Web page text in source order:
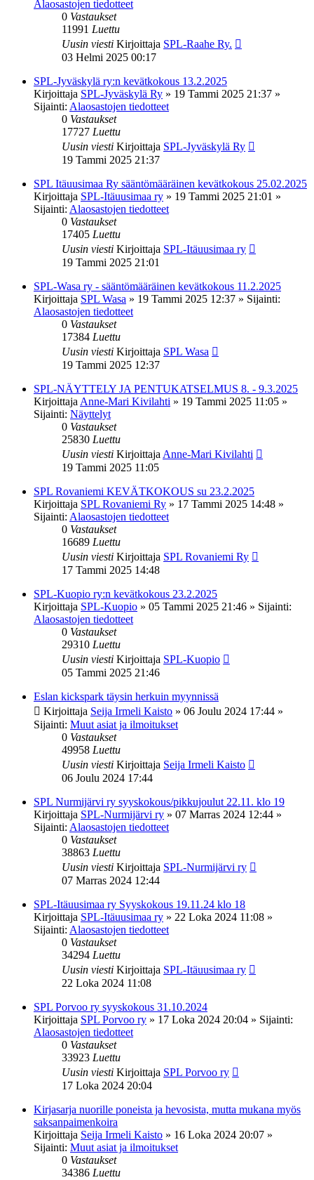
Alaosastojen tiedotteet
0 Vastaukset
11991 Luettu
Uusin viesti Kirjoittaja SPL-Raahe Ry.
03 Helmi 2025 00:17
SPL-Jyväskylä ry:n kevätkokous 13.2.2025
Kirjoittaja SPL-Jyväskylä Ry » 19 Tammi 2025 21:37 »
Sijainti: Alaosastojen tiedotteet
0 Vastaukset
17727 Luettu
Uusin viesti Kirjoittaja SPL-Jyväskylä Ry
19 Tammi 2025 21:37
SPL Itäuusimaa Ry sääntömääräinen kevätkokous 25.02.2025
Kirjoittaja SPL-Itäuusimaa ry » 19 Tammi 2025 21:01 »
Sijainti: Alaosastojen tiedotteet
0 Vastaukset
17405 Luettu
Uusin viesti Kirjoittaja SPL-Itäuusimaa ry
19 Tammi 2025 21:01
SPL-Wasa ry - sääntömääräinen kevätkokous 11.2.2025
Kirjoittaja SPL Wasa » 19 Tammi 2025 12:37 » Sijainti:
Alaosastojen tiedotteet
0 Vastaukset
17384 Luettu
Uusin viesti Kirjoittaja SPL Wasa
19 Tammi 2025 12:37
SPL-NÄYTTELY JA PENTUKATSELMUS 8. - 9.3.2025
Kirjoittaja Anne-Mari Kivilahti » 19 Tammi 2025 11:05 »
Sijainti: Näyttelyt
0 Vastaukset
25830 Luettu
Uusin viesti Kirjoittaja Anne-Mari Kivilahti
19 Tammi 2025 11:05
SPL Rovaniemi KEVÄTKOKOUS su 23.2.2025
Kirjoittaja SPL Rovaniemi Ry » 17 Tammi 2025 14:48 »
Sijainti: Alaosastojen tiedotteet
0 Vastaukset
16689 Luettu
Uusin viesti Kirjoittaja SPL Rovaniemi Ry
17 Tammi 2025 14:48
SPL-Kuopio ry:n kevätkokous 23.2.2025
Kirjoittaja SPL-Kuopio » 05 Tammi 2025 21:46 » Sijainti:
Alaosastojen tiedotteet
0 Vastaukset
29310 Luettu
Uusin viesti Kirjoittaja SPL-Kuopio
05 Tammi 2025 21:46
Eslan kickspark täysin herkuin myynnissä
Kirjoittaja Seija Irmeli Kaisto » 06 Joulu 2024 17:44 »
Sijainti: Muut asiat ja ilmoitukset
0 Vastaukset
49958 Luettu
Uusin viesti Kirjoittaja Seija Irmeli Kaisto
06 Joulu 2024 17:44
SPL Nurmijärvi ry syyskokous/pikkujoulut 22.11. klo 19
Kirjoittaja SPL-Nurmijärvi ry » 07 Marras 2024 12:44 »
Sijainti: Alaosastojen tiedotteet
0 Vastaukset
38863 Luettu
Uusin viesti Kirjoittaja SPL-Nurmijärvi ry
07 Marras 2024 12:44
SPL-Itäuusimaa ry Syyskokous 19.11.24 klo 18
Kirjoittaja SPL-Itäuusimaa ry » 22 Loka 2024 11:08 »
Sijainti: Alaosastojen tiedotteet
0 Vastaukset
34294 Luettu
Uusin viesti Kirjoittaja SPL-Itäuusimaa ry
22 Loka 2024 11:08
SPL Porvoo ry syyskokous 31.10.2024
Kirjoittaja SPL Porvoo ry » 17 Loka 2024 20:04 » Sijainti:
Alaosastojen tiedotteet
0 Vastaukset
33923 Luettu
Uusin viesti Kirjoittaja SPL Porvoo ry
17 Loka 2024 20:04
Kirjasarja nuorille poneista ja hevosista, mutta mukana myös
saksanpaimenkoira
Kirjoittaja Seija Irmeli Kaisto » 16 Loka 2024 20:07 »
Sijainti: Muut asiat ja ilmoitukset
0 Vastaukset
34386 Luettu